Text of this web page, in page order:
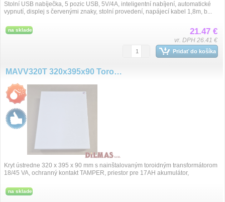
Stolní USB nabíječka, 5 pozic USB, 5V/4A, inteligentní nabíjení, automatické
vypnutí, displej s červenými znaky, stolní provedení, napájecí kabel 1,8m, b...
na sklade 21.47 €
vr. DPH 26.41 €
Pridať do košíka
MAVV320T 320x395x90 Toroid 45VA
Kryt ústredne 320 x 395 x 90 mm s nainštalovaným toroidným transformátorom
18/45 VA, ochranný kontakt TAMPER, priestor pre 17AH akumulátor,
na sklade